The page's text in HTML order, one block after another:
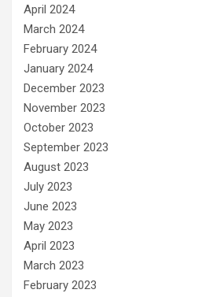
April 2024
March 2024
February 2024
January 2024
December 2023
November 2023
October 2023
September 2023
August 2023
July 2023
June 2023
May 2023
April 2023
March 2023
February 2023